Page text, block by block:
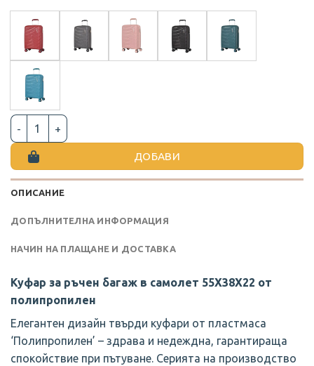
количество за КУФАР ЗА РЪЧЕН БАГАЖ 55X38X22 ОТ
ДОБАВИ
ОПИСАНИЕ
ДОПЪЛНИТЕЛНА ИНФОРМАЦИЯ
НАЧИН НА ПЛАЩАНЕ И ДОСТАВКА
Куфар за ръчен багаж в самолет 55X38X22 от
полипропилен
Елегантен дизайн твърди куфари от пластмаса
‘Полипропилен’ – здрава и недеждна, гарантираща
спокойствие при пътуване. Серията на производство